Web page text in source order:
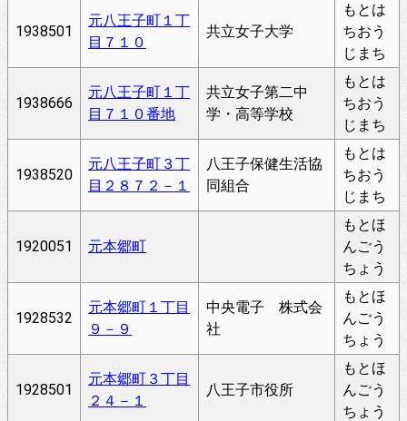
1938501
元八王子町１丁
目７１０
共立女子大学
もとは
ちおう
じまち
1938666
元八王子町１丁
目７１０番地
共立女子第二中
学・高等学校
もとは
ちおう
じまち
1938520
元八王子町３丁
目２８７２－１
八王子保健生活協
同組合
もとは
ちおう
じまち
1920051 元本郷町
もとほ
んごう
ちょう
1928532
元本郷町１丁目
９－９
中央電子 株式会
社
もとほ
んごう
ちょう
1928501
元本郷町３丁目
２４－１
八王子市役所
もとほ
んごう
ちょう